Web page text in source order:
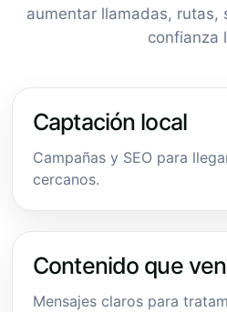
aumentar llamadas, rutas,
confianza
Captación local
Campañas y SEO para
cercanos.
Contenido que
Mensajes claros para